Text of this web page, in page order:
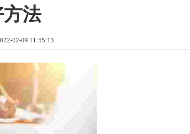
法
02-09 11:55:13